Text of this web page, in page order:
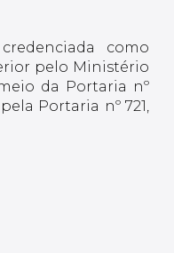
como
pelo Ministério
da Portaria nº
Portaria nº 721,